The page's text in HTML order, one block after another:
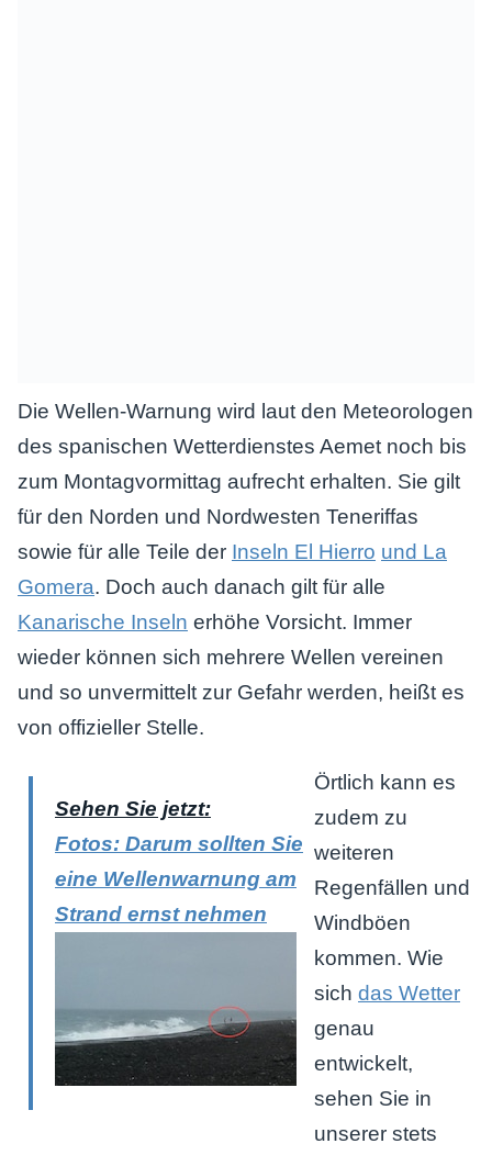
Die Wellen-Warnung wird laut den Meteorologen
des spanischen Wetterdienstes Aemet noch bis
zum Montagvormittag aufrecht erhalten. Sie gilt
für den Norden und Nordwesten Teneriffas
sowie für alle Teile der Inseln El Hierro und La
Gomera. Doch auch danach gilt für alle
Kanarische Inseln erhöhe Vorsicht. Immer
wieder können sich mehrere Wellen vereinen
und so unvermittelt zur Gefahr werden, heißt es
von offizieller Stelle.
Sehen Sie jetzt:
Fotos: Darum sollten Sie
eine Wellenwarnung am
Strand ernst nehmen
Örtlich kann es
zudem zu
weiteren
Regenfällen und
Windböen
kommen. Wie
sich das Wetter
genau
entwickelt,
sehen Sie in
unserer stets